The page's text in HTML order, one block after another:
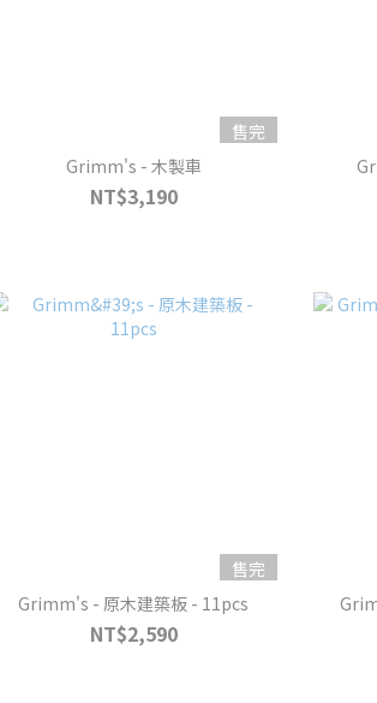
售完
Grimm's - 木製車
NT$3,190
售完
Grimm's - 原木建築板 - 11pcs
NT$2,590